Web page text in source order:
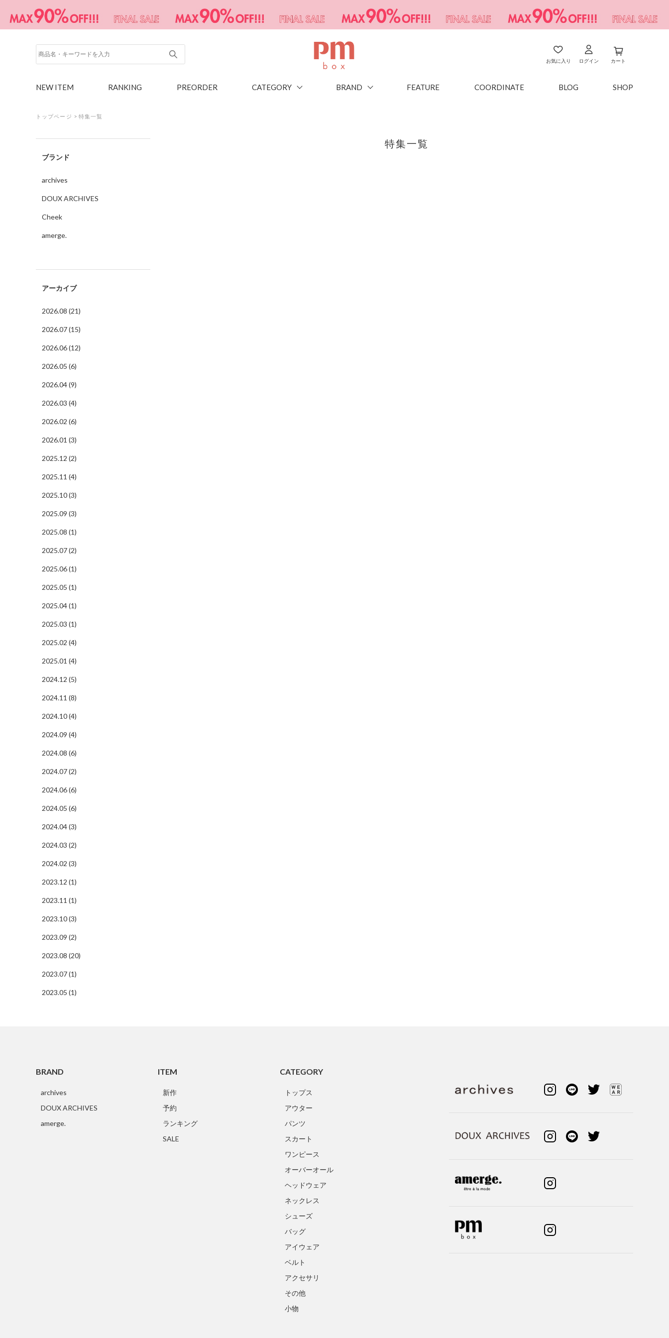
お気に入り ログイン カート
NEW ITEM RANKING PREORDER CATEGORY BRAND FEATURE COORDINATE BLOG SHOP
トップページ > 特集一覧
ブランド
archives
DOUX ARCHIVES
Cheek
amerge.
アーカイブ
2026.08 (21)
2026.07 (15)
2026.06 (12)
2026.05 (6)
2026.04 (9)
2026.03 (4)
2026.02 (6)
2026.01 (3)
2025.12 (2)
2025.11 (4)
2025.10 (3)
2025.09 (3)
2025.08 (1)
2025.07 (2)
2025.06 (1)
2025.05 (1)
2025.04 (1)
2025.03 (1)
2025.02 (4)
2025.01 (4)
2024.12 (5)
2024.11 (8)
2024.10 (4)
2024.09 (4)
2024.08 (6)
2024.07 (2)
2024.06 (6)
2024.05 (6)
2024.04 (3)
2024.03 (2)
2024.02 (3)
2023.12 (1)
2023.11 (1)
2023.10 (3)
2023.09 (2)
2023.08 (20)
2023.07 (1)
2023.05 (1)
特集一覧
BRAND
archives
DOUX ARCHIVES
amerge.
ITEM
新作
予約
ランキング
SALE
CATEGORY
トップス
アウター
パンツ
スカート
ワンピース
オーバーオール
ヘッドウェア
ネックレス
シューズ
バッグ
アイウェア
ベルト
アクセサリ
その他
小物